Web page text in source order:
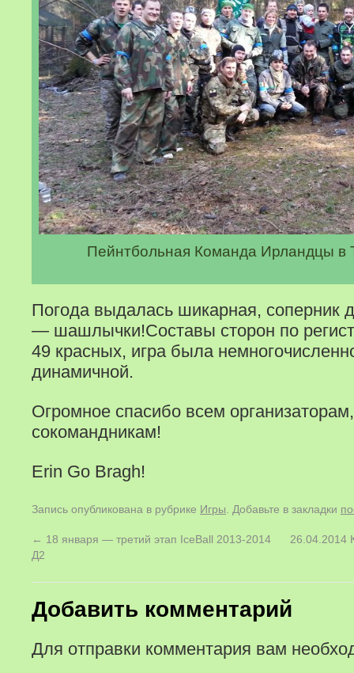
Пейнтбольная Команда Ирландцы в
Погода выдалась шикарная, соперник
— шашлычки!Составы сторон по
49 красных, игра была
динамичной.
Огромное спасибо всем
сокомандникам!
Erin Go Bragh!
Запись опубликована в рубрике Игры . Добавьте в закладки
← 18 января — третий этап IceBall 2013-2014
Д2
Добавить комментарий
Для отправки комментария вам